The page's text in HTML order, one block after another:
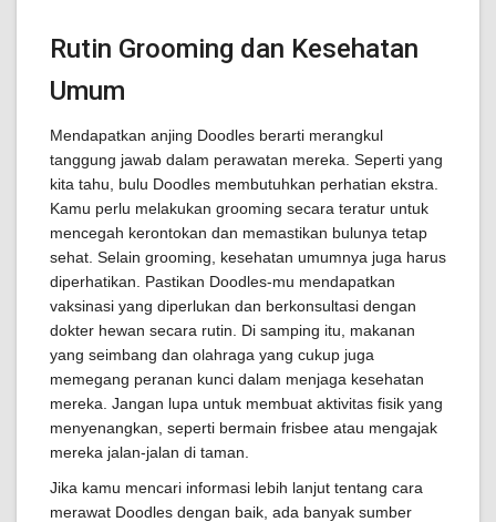
Rutin Grooming dan Kesehatan
Umum
Mendapatkan anjing Doodles berarti merangkul
tanggung jawab dalam perawatan mereka. Seperti yang
kita tahu, bulu Doodles membutuhkan perhatian ekstra.
Kamu perlu melakukan grooming secara teratur untuk
mencegah kerontokan dan memastikan bulunya tetap
sehat. Selain grooming, kesehatan umumnya juga harus
diperhatikan. Pastikan Doodles-mu mendapatkan
vaksinasi yang diperlukan dan berkonsultasi dengan
dokter hewan secara rutin. Di samping itu, makanan
yang seimbang dan olahraga yang cukup juga
memegang peranan kunci dalam menjaga kesehatan
mereka. Jangan lupa untuk membuat aktivitas fisik yang
menyenangkan, seperti bermain frisbee atau mengajak
mereka jalan-jalan di taman.
Jika kamu mencari informasi lebih lanjut tentang cara
merawat Doodles dengan baik, ada banyak sumber